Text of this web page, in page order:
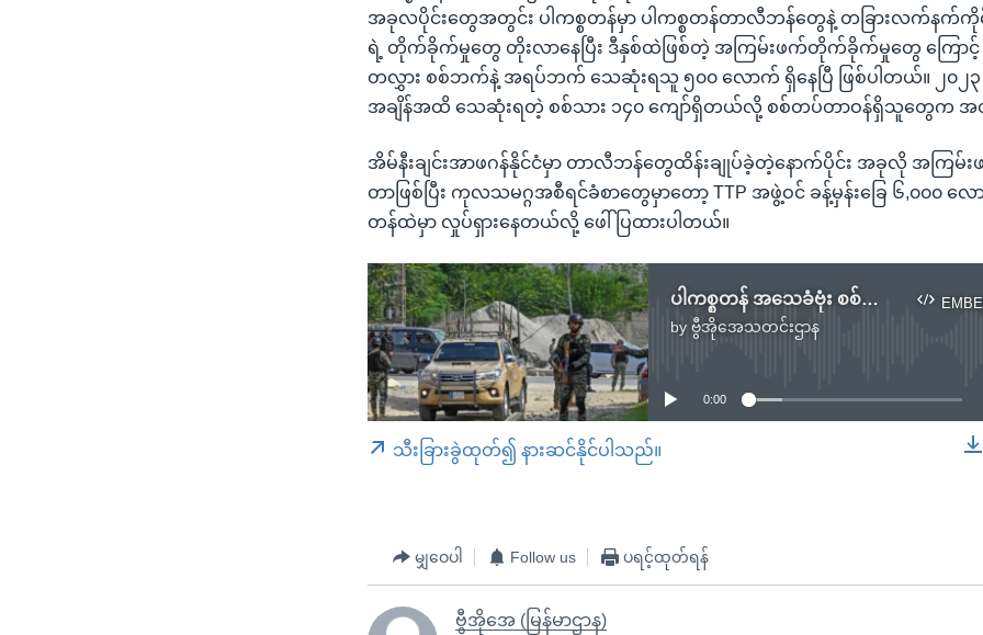
အခုလပိုင်းတွေအတွင်း ပါကစ္စတန်မှာ ပါကစ္စတန်တာလီဘန်တွေနဲ့ တခြားလက်နက်
ရဲ့ တိုက်ခိုက်မှုတွေ တိုးလာနေပြီး ဒီနှစ်ထဲဖြစ်တဲ့ အကြမ်းဖက်တိုက်ခိုက်မှုတွေ ကြောင့်
တလွှား စစ်ဘက်နဲ့ အရပ်ဘက် သေဆုံးရသူ ၅၀၀ လောက် ရှိနေပြီ ဖြစ်ပါတယ်။ ၂၀၂
အချိန်အထိ သေဆုံးရတဲ့ စစ်သား ၁၄၀ ကျော်ရှိတယ်လို့ စစ်တပ်တာဝန်ရှိသူတွေက
အိမ်နီးချင်းအာဖဂန်နိုင်ငံမှာ တာလီဘန်တွေထိန်းချုပ်ခဲ့တဲ့နောက်ပိုင်း အခုလို အကြမ်
တာဖြစ်ပြီး ကုလသမဂ္ဂအစီရင်ခံစာတွေမှာတော့ TTP အဖွဲ့ဝင် ခန့်မှန်းခြေ ၆,၀၀၀ လ
တန်ထဲမှာ လှုပ်ရှားနေတယ်လို့ ဖေါ်ပြထားပါတယ်။
ပါကစ္စတန် အသေခံဗုံး စစ်သား (၉) ဦးသေဆုံး
byဗွီအိုအေသတင်းဌာန
No media source currently available
0:00
သီးခြားခွဲထုတ်၍ နားဆင်နိုင်ပါသည်။
မျှဝေပါ Follow us ပရင့်ထုတ်ရန်
ဗွီအိုအေ (မြန်မာဌာန)